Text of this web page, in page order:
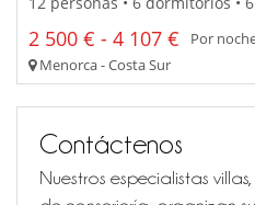
2 500 € - 4 107 €
Por
Menorca - Costa Sur
Contáctenos
Nuestros especialistas